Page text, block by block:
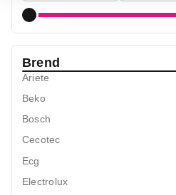
Bela tehnika
IT & Gaming
Mobilni telefoni i tableti
Mali kućni aparati
Grejanje i hlađenje
Brend
Ariete
Beko
Bosch
Cecotec
Ecg
Electrolux